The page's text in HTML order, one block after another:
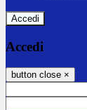
Accedi
Accedi
button close ×